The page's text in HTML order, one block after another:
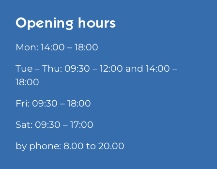
Opening hours
Mon: 14:00 – 18:00
Tue – Thu: 09:30 – 12:00 and 14:00 –
18:00
Fri: 09:30 – 18:00
Sat: 09:30 – 17:00
by phone: 8.00 to 20.00